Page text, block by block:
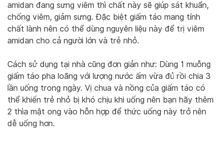
amidan đang sưng viêm thì chất này sẽ giúp sát khuẩn,
chống viêm, giảm sưng. Đặc biệt giấm táo mang tính
chất lành nên có thể dùng nguyên liệu này để trị viêm
amidan cho cả người lớn và trẻ nhỏ.
Cách sử dụng tại nhà cũng đơn giản như: Dùng 1 muỗng
giấm táo pha loãng với lượng nước ấm vừa đủ rồi chia 3
lần uống trong ngày. Vị chua và nồng của giấm táo có
thể khiến trẻ nhỏ bị khó chịu khi uống nên bạn hãy thêm
2 thìa mật ong vào hỗn hợp để thức uống này trở nên
dễ uống hơn.